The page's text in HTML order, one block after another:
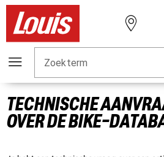
Zoekterm
TECHNISCHE
OVER DE BIKE-